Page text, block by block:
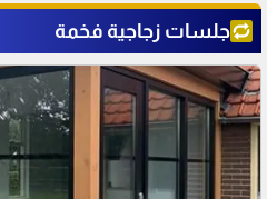
جلسات زجاجية فخمة